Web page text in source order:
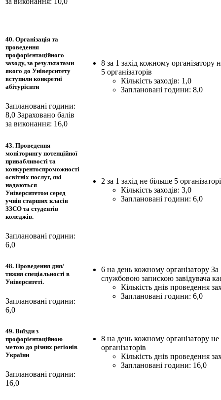
40. Організація та
проведення
профорієнтаційного
заходу, за результатами
якого до Університету
вступили конкретні
абітурієнти
Заплановані години:
8,0 Зараховано балів
за виконання: 16,0
8 за 1 захід кожному організатору
5 організаторів
Кількість заходів: 1,0
Заплановані години: 8,0
43. Проведення
моніторингу потенційної
привабливості та
конкурентоспроможності
освітніх послуг, які
надаються
Університетом серед
учнів старших класів
ЗЗСО та студентів
коледжів.
Заплановані години:
6,0
2 за 1 захід не більше 5
Кількість заходів: 3,0
Заплановані години: 6,0
48. Проведення дня/
тижня спеціальності в
Університеті.
Заплановані години:
6,0
6 на день кожному організатору За
службовою запискою завідувача
Кількість днів проведення
Заплановані години: 6,0
49. Виїзди з
профорієнтаційною
метою до різних регіонів
України
Заплановані години:
16,0
8 на день кожному організатору не
організаторів
Кількість днів проведення
Заплановані години: 16,0